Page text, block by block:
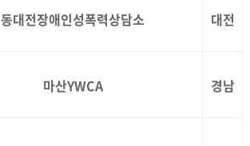
동대전장애인성폭력상담소 대전
마산YWCA 경남